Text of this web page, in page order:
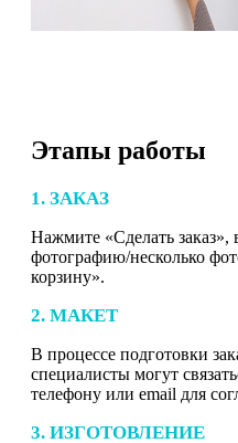
Этапы работы
1. ЗАКАЗ
Нажмите «Сделать заказ»,
фотографию/несколько
корзину».
2. МАКЕТ
В процессе подготовки
специалисты могут
телефону или email для
3. ИЗГОТОВЛЕНИЕ